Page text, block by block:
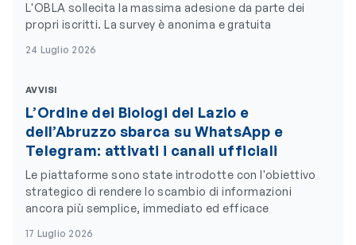
L'OBLA sollecita la massima adesione da parte dei
propri iscritti. La survey è anonima e gratuita
24 Luglio 2026
AVVISI
L’Ordine dei Biologi del Lazio e
dell’Abruzzo sbarca su WhatsApp e
Telegram: attivati i canali ufficiali
Le piattaforme sono state introdotte con l'obiettivo
strategico di rendere lo scambio di informazioni
ancora più semplice, immediato ed efficace
17 Luglio 2026